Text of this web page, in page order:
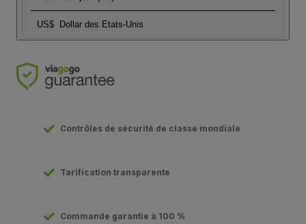
US$ Dollar des Etats-Unis
Contrôles de sécurité de classe mondiale
Tarification transparente
Commande garantie à 100 %